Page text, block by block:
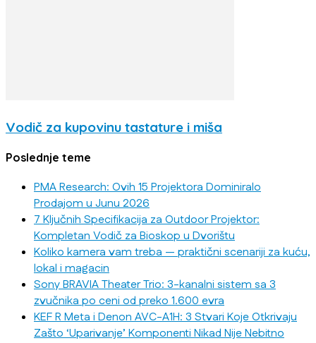
Vodič za kupovinu tastature i miša
Poslednje teme
PMA Research: Ovih 15 Projektora Dominiralo
Prodajom u Junu 2026
7 Ključnih Specifikacija za Outdoor Projektor:
Kompletan Vodič za Bioskop u Dvorištu
Koliko kamera vam treba — praktični scenariji za kuću,
lokal i magacin
Sony BRAVIA Theater Trio: 3-kanalni sistem sa 3
zvučnika po ceni od preko 1.600 evra
KEF R Meta i Denon AVC-A1H: 3 Stvari Koje Otkrivaju
Zašto ‘Uparivanje’ Komponenti Nikad Nije Nebitno